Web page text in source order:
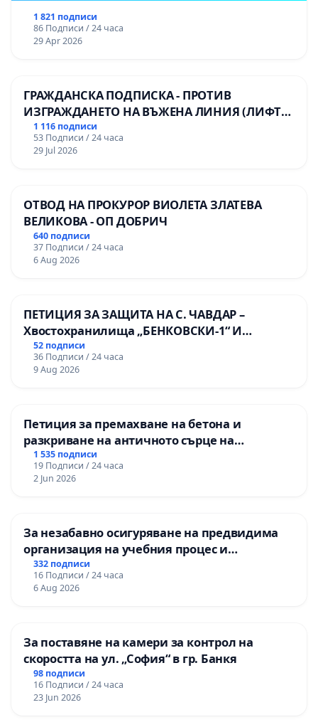
1 821 подписи
86 Подписи / 24 часа
29 Apr 2026
ГРАЖДАНСКА ПОДПИСКА - ПРОТИВ
ИЗГРАЖДАНЕТО НА ВЪЖЕНА ЛИНИЯ (ЛИФТ)
НА ТЕРИТОРИЯТА НА ПРИРОДНА
ЗАБЕЛЕЖИТЕЛНОСТ „ХЪЛМ НА
ОСВОБОДИТЕЛИТЕ“ (БУНАРДЖИК)
1 116 подписи
53 Подписи / 24 часа
29 Jul 2026
ОТВОД НА ПРОКУРОР ВИОЛЕТА ЗЛАТЕВА
ВЕЛИКОВА - ОП ДОБРИЧ
640 подписи
37 Подписи / 24 часа
6 Aug 2026
ПЕТИЦИЯ ЗА ЗАЩИТА НА С. ЧАВДАР –
Хвостохранилища „БЕНКОВСКИ-1“ И
„БЕНКОВСКИ-2“
52 подписи
36 Подписи / 24 часа
9 Aug 2026
Петиция за премахване на бетона и
разкриване на античното сърце на
Могиланската могила във Враца
1 535 подписи
19 Подписи / 24 часа
2 Jun 2026
За незабавно осигуряване на предвидима
организация на учебния процес и
гарантиране на правото на равнопоставено
и качествено образование на учениците от
ОУ „Княз Александър I“ и Хуманитарна
332 подписи
16 Подписи / 24 часа
6 Aug 2026
За поставяне на камери за контрол на
скоростта на ул. „София“ в гр. Банкя
98 подписи
16 Подписи / 24 часа
23 Jun 2026